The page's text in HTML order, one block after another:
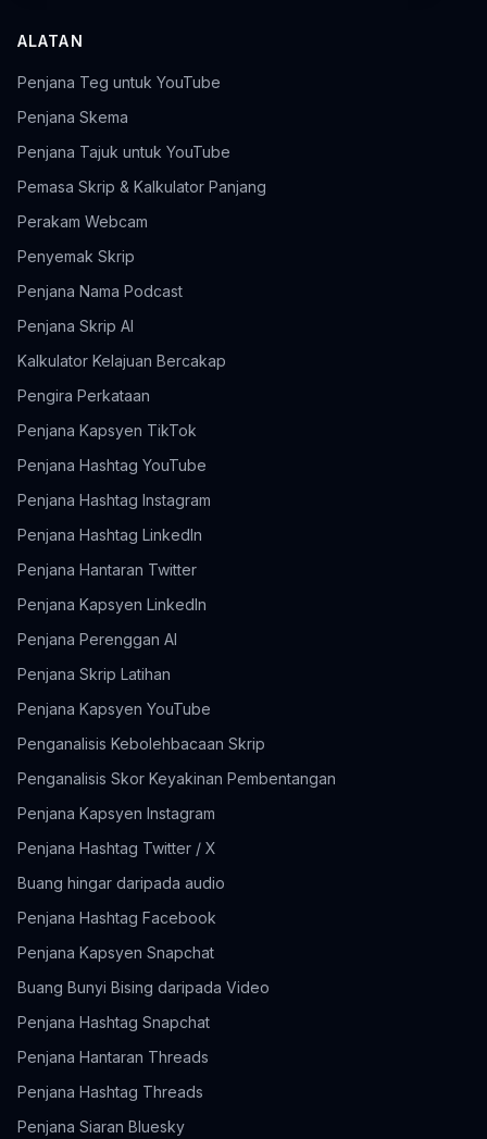
ALATAN
Penjana Teg untuk YouTube
Penjana Skema
Penjana Tajuk untuk YouTube
Pemasa Skrip & Kalkulator Panjang
Perakam Webcam
Penyemak Skrip
Penjana Nama Podcast
Penjana Skrip AI
Kalkulator Kelajuan Bercakap
Pengira Perkataan
Penjana Kapsyen TikTok
Penjana Hashtag YouTube
Penjana Hashtag Instagram
Penjana Hashtag LinkedIn
Penjana Hantaran Twitter
Penjana Kapsyen LinkedIn
Penjana Perenggan AI
Penjana Skrip Latihan
Penjana Kapsyen YouTube
Penganalisis Kebolehbacaan Skrip
Penganalisis Skor Keyakinan Pembentangan
Penjana Kapsyen Instagram
Penjana Hashtag Twitter / X
Buang hingar daripada audio
Penjana Hashtag Facebook
Penjana Kapsyen Snapchat
Buang Bunyi Bising daripada Video
Penjana Hashtag Snapchat
Penjana Hantaran Threads
Penjana Hashtag Threads
Penjana Siaran Bluesky